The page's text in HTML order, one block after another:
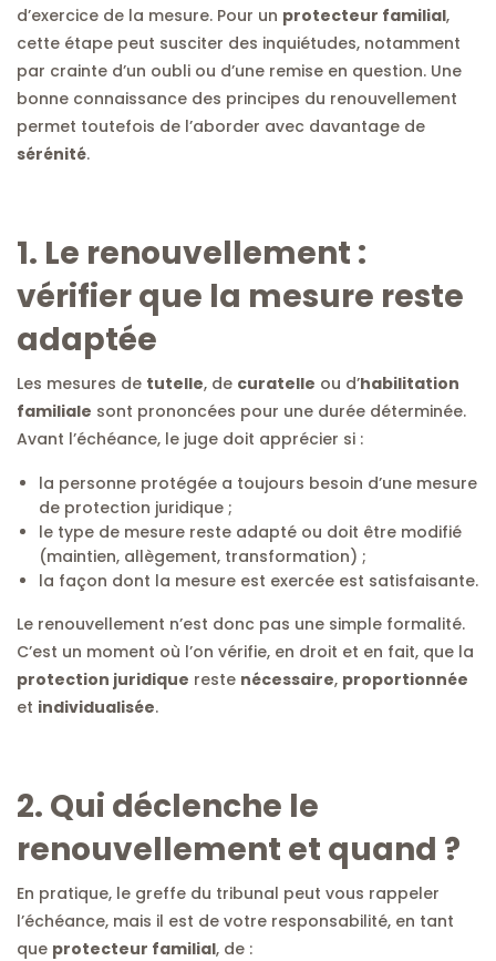
d’exercice de la mesure. Pour un protecteur familial,
cette étape peut susciter des inquiétudes, notamment
par crainte d’un oubli ou d’une remise en question. Une
bonne connaissance des principes du renouvellement
permet toutefois de l’aborder avec davantage de
sérénité.
1. Le renouvellement :
vérifier que la mesure reste
adaptée
Les mesures de tutelle, de curatelle ou d’habilitation
familiale sont prononcées pour une durée déterminée.
Avant l’échéance, le juge doit apprécier si :
la personne protégée a toujours besoin d’une mesure
de protection juridique ;
le type de mesure reste adapté ou doit être modifié
(maintien, allègement, transformation) ;
la façon dont la mesure est exercée est satisfaisante.
Le renouvellement n’est donc pas une simple formalité.
C’est un moment où l’on vérifie, en droit et en fait, que la
protection juridique reste nécessaire, proportionnée
et individualisée.
2. Qui déclenche le
renouvellement et quand ?
En pratique, le greffe du tribunal peut vous rappeler
l’échéance, mais il est de votre responsabilité, en tant
que protecteur familial, de :